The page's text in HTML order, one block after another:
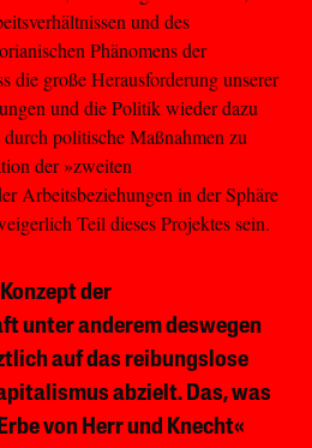
und des
Phänomens der
die große Herausforderung unserer
und die Politik wieder dazu
politische Maßnahmen zu
der »zweiten
Arbeitsbeziehungen in der Sphäre
Teil dieses Projektes sein.
der
unter anderem deswegen
auf das reibungslose
abzielt. Das, was
von Herr und Knecht«